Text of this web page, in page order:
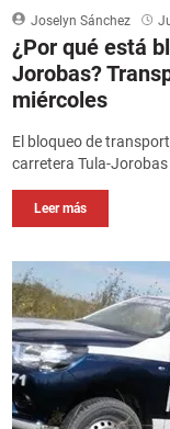
Joselyn Sánchez
¿Por qué está
Jorobas?
miércoles
El bloqueo de
carretera Tula-
Leer más